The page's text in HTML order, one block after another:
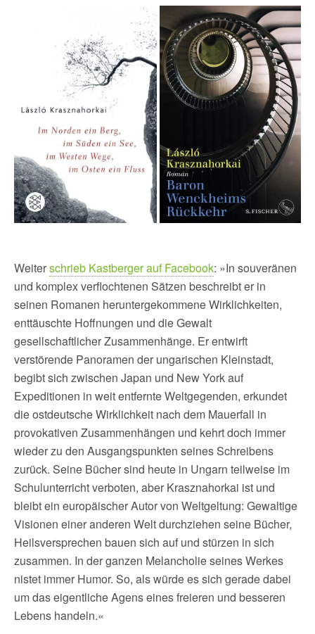
Weiterschrieb Kastberger auf Facebook: »In souveränen
und komplex verflochtenen Sätzen beschreibt er in
seinen Romanen heruntergekommene Wirklichkeiten,
enttäuschte Hoffnungen und die Gewalt
gesellschaftlicher Zusammenhänge. Er entwirft
verstörende Panoramen der ungarischen Kleinstadt,
begibt sich zwischen Japan und New York auf
Expeditionen in weit entfernte Weltgegenden, erkundet
die ostdeutsche Wirklichkeit nach dem Mauerfall in
provokativen Zusammenhängen und kehrt doch immer
wieder zu den Ausgangspunkten seines Schreibens
zurück. Seine Bücher sind heute in Ungarn teilweise im
Schulunterricht verboten, aber Krasznahorkai ist und
bleibt ein europäischer Autor von Weltgeltung: Gewaltige
Visionen einer anderen Welt durchziehen seine Bücher,
Heilsversprechen bauen sich auf und stürzen in sich
zusammen. In der ganzen Melancholie seines Werkes
nistet immer Humor. So, als würde es sich gerade dabei
um das eigentliche Agens eines freieren und besseren
Lebens handeln.«